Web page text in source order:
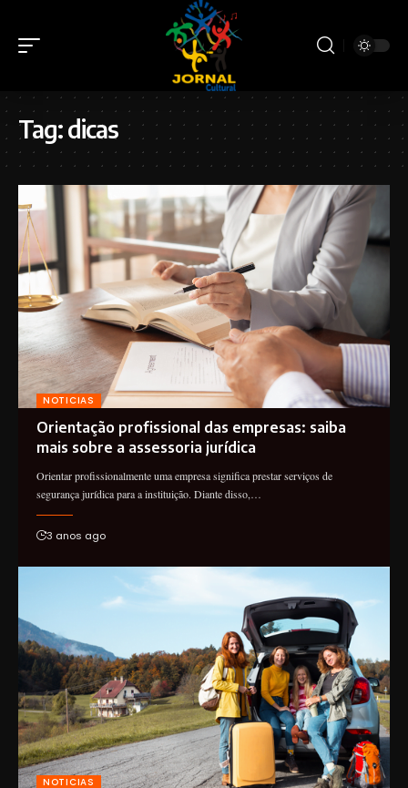
Tag:dicas
NOTICIAS
Orientação profissional das empresas: saiba
mais sobre a assessoria jurídica
Orientar profissionalmente uma empresa significa prestar serviços de
segurança jurídica para a instituição. Diante disso,…
3 anos ago
NOTICIAS